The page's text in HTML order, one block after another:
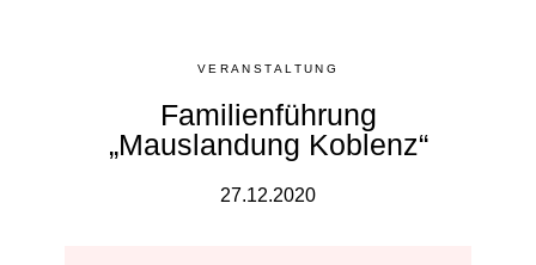
VERANSTALTUNG
Familienführung
„Mauslandung Koblenz“
27.12.2020